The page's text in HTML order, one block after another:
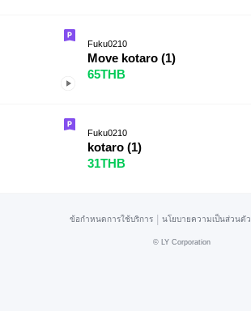
Fuku0210
Move kotaro (1)
65THB
Fuku0210
kotaro (1)
31THB
ข้อกำหนดการใช้บริการ นโยบายความเป็นส่วนตัว
© LY Corporation